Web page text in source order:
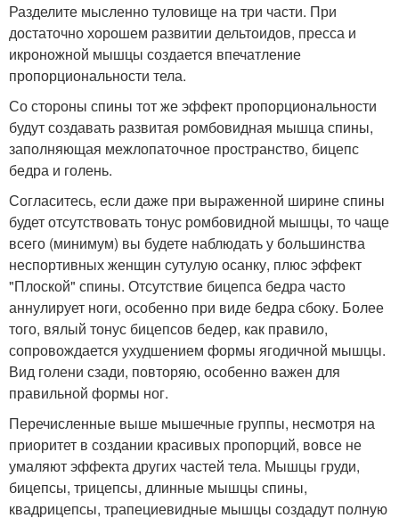
Разделите мысленно туловище на три части. При
достаточно хорошем развитии дельтоидов, пресса и
икроножной мышцы создается впечатление
пропорциональности тела.
Со стороны спины тот же эффект пропорциональности
будут создавать развитая ромбовидная мышца спины,
заполняющая межлопаточное пространство, бицепс
бедра и голень.
Согласитесь, если даже при выраженной ширине спины
будет отсутствовать тонус ромбовидной мышцы, то чаще
всего (минимум) вы будете наблюдать у большинства
неспортивных женщин сутулую осанку, плюс эффект
"Плоской" спины. Отсутствие бицепса бедра часто
аннулирует ноги, особенно при виде бедра сбоку. Более
того, вялый тонус бицепсов бедер, как правило,
сопровождается ухудшением формы ягодичной мышцы.
Вид голени сзади, повторяю, особенно важен для
правильной формы ног.
Перечисленные выше мышечные группы, несмотря на
приоритет в создании красивых пропорций, вовсе не
умаляют эффекта других частей тела. Мышцы груди,
бицепсы, трицепсы, длинные мышцы спины,
квадрицепсы, трапециевидные мышцы создадут полную